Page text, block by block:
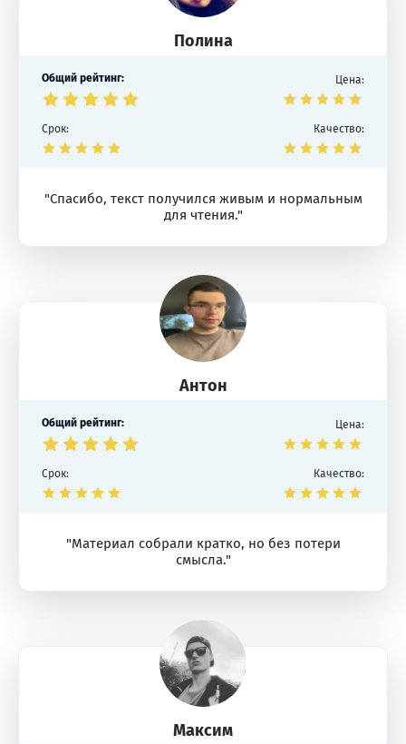
Полина
Общий рейтинг: Цена:
Срок: Качество:
"Спасибо, текст получился живым и нормальным
для чтения."
Антон
Общий рейтинг: Цена:
Срок: Качество:
"Материал собрали кратко, но без потери
смысла."
Максим